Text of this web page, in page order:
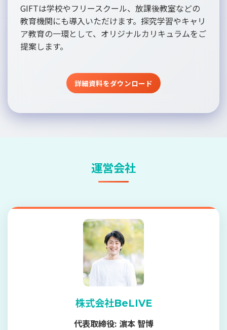
GIFTは学校やフリースクール、放課後教室などの
教育機関にも導入いただけます。探究学習やキャリ
ア教育の一環として、オリジナルカリキュラムをご
提案します。
詳細資料をダウンロード
運営会社
株式会社BeLIVE
代表取締役: 濵本 智博